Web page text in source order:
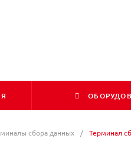
сбора данных / Терминал